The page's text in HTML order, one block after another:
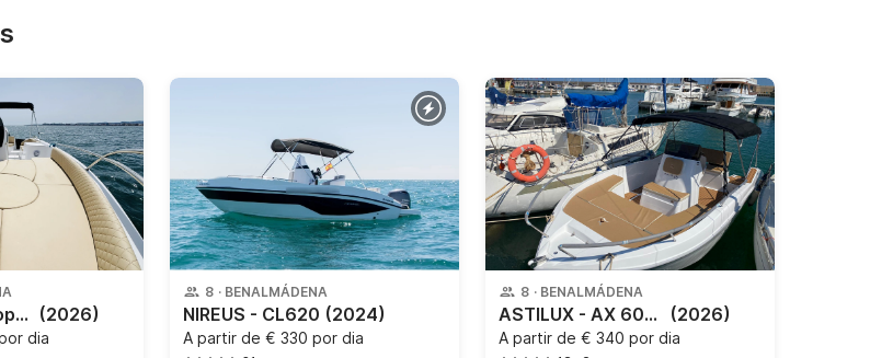
Gaia - Gaia 22 open (2026)
dia
8 · BENALMÁDENA
NIREUS - CL620 (2024)
A partir de € 330 por dia
8 · BENALMÁDENA
ASTILUX - AX 600 OPEN (2026)
A partir de € 340 por dia